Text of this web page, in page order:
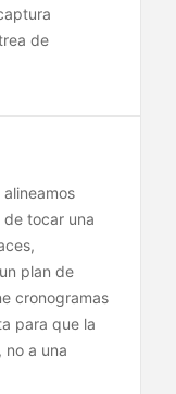
de
tocar una
plan de
cronogramas
para que la
no a una